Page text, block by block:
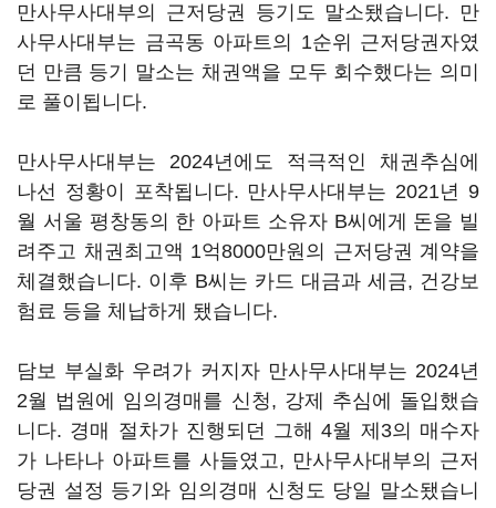
만사무사대부의 근저당권 등기도 말소됐습니다. 만
사무사대부는 금곡동 아파트의 1순위 근저당권자였
던 만큼 등기 말소는 채권액을 모두 회수했다는 의미
로 풀이됩니다.
만사무사대부는 2024년에도 적극적인 채권추심에
나선 정황이 포착됩니다. 만사무사대부는 2021년 9
월 서울 평창동의 한 아파트 소유자 B씨에게 돈을 빌
려주고 채권최고액 1억8000만원의 근저당권 계약을
체결했습니다. 이후 B씨는 카드 대금과 세금, 건강보
험료 등을 체납하게 됐습니다.
담보 부실화 우려가 커지자 만사무사대부는 2024년
2월 법원에 임의경매를 신청, 강제 추심에 돌입했습
니다. 경매 절차가 진행되던 그해 4월 제3의 매수자
가 나타나 아파트를 사들였고, 만사무사대부의 근저
당권 설정 등기와 임의경매 신청도 당일 말소됐습니